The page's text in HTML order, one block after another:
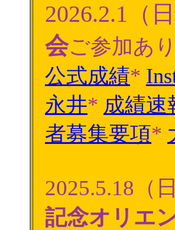
2026.2.1（
会ご参加あ
公式成績*
永井* 成績速
者募集要項*
2025.5.18（
記念オリエ